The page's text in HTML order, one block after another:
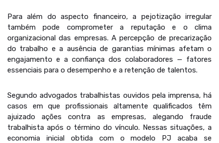
Para além do aspecto financeiro, a pejotização irregular
também pode comprometer a reputação e o clima
organizacional das empresas. A percepção de precarização
do trabalho e a ausência de garantias mínimas afetam o
engajamento e a confiança dos colaboradores — fatores
essenciais para o desempenho e a retenção de talentos.
Segundo advogados trabalhistas ouvidos pela imprensa, há
casos em que profissionais altamente qualificados têm
ajuizado ações contra as empresas, alegando fraude
trabalhista após o término do vínculo. Nessas situações, a
economia inicial obtida com o modelo PJ acaba se